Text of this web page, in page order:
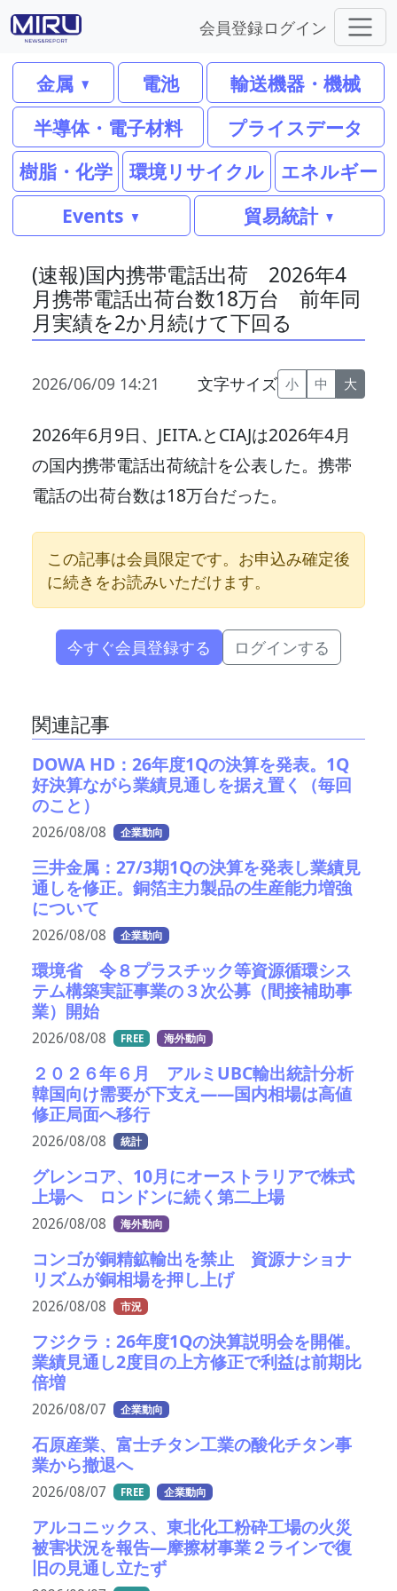
会員登録ログイン
金属 電池
輸送機器・機械
半導体・電子材料
プライスデータ
樹脂・化学
環境リサイクル
エネルギー
Events
貿易統計
(速報)国内携帯電話出荷 2026年4
月携帯電話出荷台数18万台 前年同
月実績を2か月続けて下回る
2026/06/09 14:21 文字サイズ 小 中 大
2026年6月9日、JEITA.とCIAJは2026年4月
の国内携帯電話出荷統計を公表した。携帯
電話の出荷台数は18万台だった。
この記事は会員限定です。お申込み確定後
に続きをお読みいただけます。
今すぐ会員登録する ログインする
関連記事
DOWA HD：26年度1Qの決算を発表。1Q
好決算ながら業績見通しを据え置く（毎回
のこと）
2026/08/08 企業動向
三井金属：27/3期1Qの決算を発表し業績見
通しを修正。銅箔主力製品の生産能力増強
について
2026/08/08 企業動向
環境省 令８プラスチック等資源循環シス
テム構築実証事業の３次公募（間接補助事
業）開始
2026/08/08 FREE 海外動向
２０２６年６月 アルミUBC輸出統計分析
韓国向け需要が下支え――国内相場は高値
修正局面へ移行
2026/08/08 統計
グレンコア、10月にオーストラリアで株式
上場へ ロンドンに続く第二上場
2026/08/08 海外動向
コンゴが銅精鉱輸出を禁止 資源ナショナ
リズムが銅相場を押し上げ
2026/08/08 市況
フジクラ：26年度1Qの決算説明会を開催。
業績見通し2度目の上方修正で利益は前期比
倍増
2026/08/07 企業動向
石原産業、富士チタン工業の酸化チタン事
業から撤退へ
2026/08/07 FREE 企業動向
アルコニックス、東北化工粉砕工場の火災
被害状況を報告―摩擦材事業２ラインで復
旧の見通し立たず